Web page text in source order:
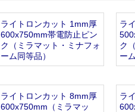
ライトロンカット 1mm厚
600x750mm帯電防止ピン
ク（ミラマット・ミナフォ
ーム同等品）
ラ
ク
ー
ライトロンカット 8mm厚
600x750mm（ミラマッ
ラ